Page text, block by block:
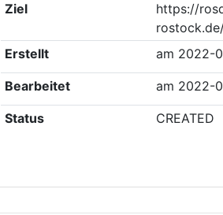
Ziel
https://
Erstellt
am 2022-
Bearbeitet am 2022-
Status CREATED